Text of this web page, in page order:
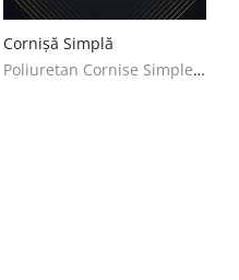
Cornișă Simplă
Poliuretan Cornise Simple Decoratiuni Casa